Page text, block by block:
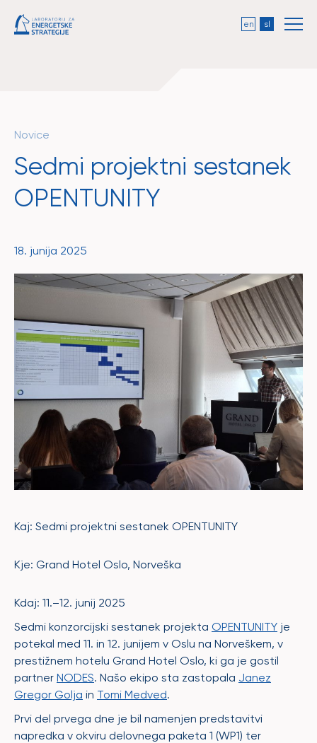
en sl
Novice
Sedmi projektni sestanek
OPENTUNITY
18. junija 2025
Kaj: Sedmi projektni sestanek OPENTUNITY
Kje: Grand Hotel Oslo, Norveška
Kdaj: 11.–12. junij 2025
Sedmi konzorcijski sestanek projekta OPENTUNITY je
potekal med 11. in 12. junijem v Oslu na Norveškem, v
prestižnem hotelu Grand Hotel Oslo, ki ga je gostil
partner NODES. Našo ekipo sta zastopala Janez
Gregor Golja in Tomi Medved.
Prvi del prvega dne je bil namenjen predstavitvi
napredka v okviru delovnega paketa 1 (WP1) ter